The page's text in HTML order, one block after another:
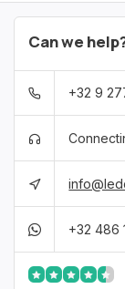
Can we
+32 9
+32 486